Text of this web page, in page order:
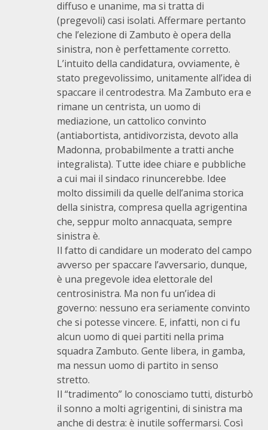
diffuso e unanime, ma si tratta di
(pregevoli) casi isolati. Affermare pertanto
che l’elezione di Zambuto è opera della
sinistra, non è perfettamente corretto.
L’intuito della candidatura, ovviamente, è
stato pregevolissimo, unitamente all’idea di
spaccare il centrodestra. Ma Zambuto era e
rimane un centrista, un uomo di
mediazione, un cattolico convinto
(antiabortista, antidivorzista, devoto alla
Madonna, probabilmente a tratti anche
integralista). Tutte idee chiare e pubbliche
a cui mai il sindaco rinuncerebbe. Idee
molto dissimili da quelle dell’anima storica
della sinistra, compresa quella agrigentina
che, seppur molto annacquata, sempre
sinistra è.
Il fatto di candidare un moderato del campo
avverso per spaccare l’avversario, dunque,
è una pregevole idea elettorale del
centrosinistra. Ma non fu un’idea di
governo: nessuno era seriamente convinto
che si potesse vincere. E, infatti, non ci fu
alcun uomo di quei partiti nella prima
squadra Zambuto. Gente libera, in gamba,
ma nessun uomo di partito in senso
stretto.
Il “tradimento” lo conosciamo tutti, disturbò
il sonno a molti agrigentini, di sinistra ma
anche di destra: è inutile soffermarsi. Così